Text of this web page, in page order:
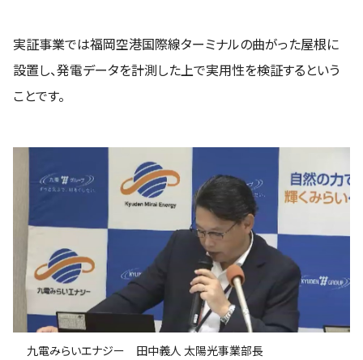
実証事業では福岡空港国際線ターミナルの曲がった屋根に
設置し、発電データを計測した上で実用性を検証するという
ことです。
九電みらいエナジー 田中義人 太陽光事業部長